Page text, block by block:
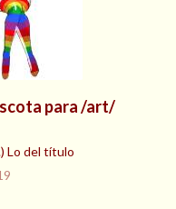
para /art/
Lo del título